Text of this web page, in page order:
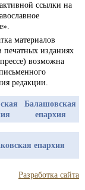
ссылки на
материалов
печатных изданиях
возможна
редакции.
Балашовская
епархия
епархия
Разработка сайта